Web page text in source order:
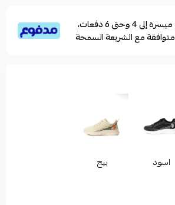
قسم دفعاتك بطريقة ميسرة إلى 4 وحتى 6 دفعات،
مع الشريعة السمحة
اسود
بيج